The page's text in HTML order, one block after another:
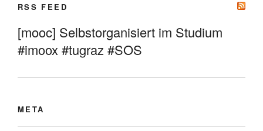
RSS FEED
[mooc] Selbstorganisiert im Studium
#imoox #tugraz #SOS
META